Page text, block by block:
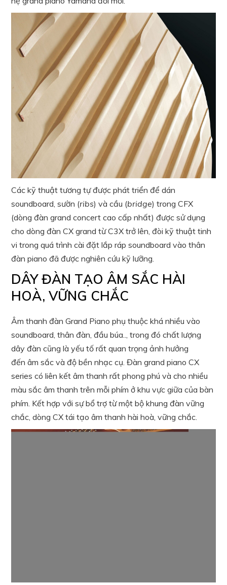
Các kỹ thuật tương tự được phát triển để dán
soundboard, sườn (ribs) và cầu (bridge) trong CFX
(dòng đàn grand concert cao cấp nhất) được sử dụng
cho dòng đàn CX grand từ C3X trở lên, đòi kỹ thuật tinh
vi trong quá trình cài đặt lắp ráp soundboard vào thân
đàn piano đã được nghiên cứu kỹ lưỡng.
DÂY ĐÀN TẠO ÂM SẮC HÀI
HOÀ, VỮNG CHẮC
Âm thanh đàn Grand Piano phụ thuộc khá nhiều vào
soundboard, thân đàn, đầu búa.., trong đó chất lượng
dây đàn cũng là yếu tố rất quan trọng ảnh hưởng
đến âm sắc và độ bền nhạc cụ. Đàn grand piano CX
series có liên kết âm thanh rất phong phú và cho nhiều
màu sắc âm thanh trên mỗi phím ở khu vực giữa của bàn
phím. Kết hợp với sự bổ trợ từ một bộ khung đàn vững
chắc, dòng CX tái tạo âm thanh hài hoà, vững chắc.